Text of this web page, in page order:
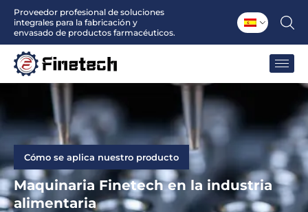
Proveedor profesional de soluciones
integrales para la fabricación y
envasado de productos farmacéuticos.
Cómo se aplica nuestro producto
Maquinaria Finetech en la industria
alimentaria